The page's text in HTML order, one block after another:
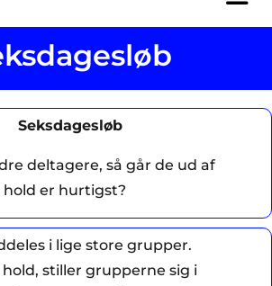
Seksdagesløb
deltagere, så går de ud af
er hurtigst?
i lige store grupper.
stiller grupperne sig i